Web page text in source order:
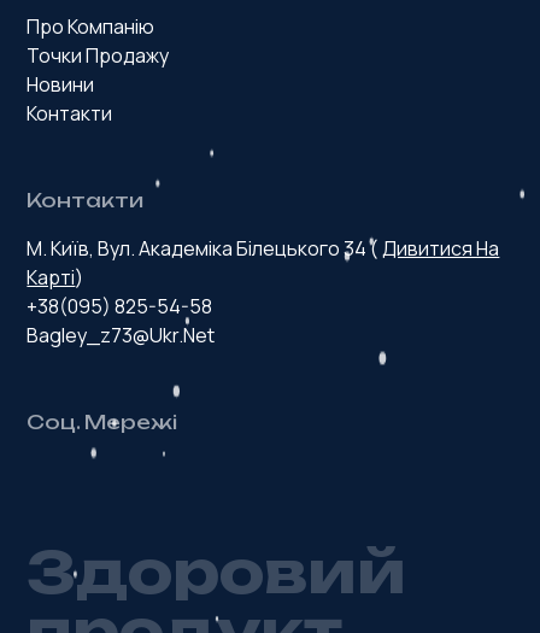
Про Компанію
Точки Продажу
Новини
Контакти
Контакти
М. Київ, Вул. Академіка Білецького 34 (Дивитися На
Карті)
+38(095) 825-54-58
Bagley_z73@ukr.net
Соц. Мережі
Здоровий